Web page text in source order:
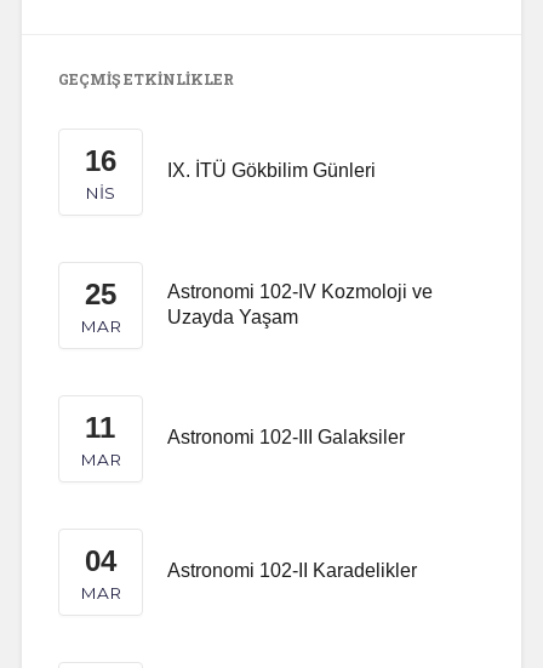
GEÇMIŞ ETKINLIKLER
16
NIS
IX. İTÜ Gökbilim Günleri
25
MAR
Astronomi 102-IV Kozmoloji ve
Uzayda Yaşam
11
MAR
Astronomi 102-III Galaksiler
04
MAR
Astronomi 102-II Karadelikler